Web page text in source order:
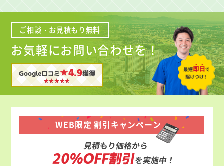
ご相談・お見積もり無料
お気軽にお問い合わせを！
Google口コミ★4.9獲得
WEB限定 割引キャンペーン
見積もり価格から
20%OFF割引を実施中！